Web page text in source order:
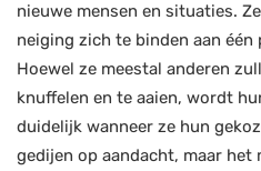
nieuwe mensen en situaties.
neiging zich te binden aan
Hoewel ze meestal anderen
knuffelen en te aaien, wordt
duidelijk wanneer ze hun
gedijen op aandacht, maar het